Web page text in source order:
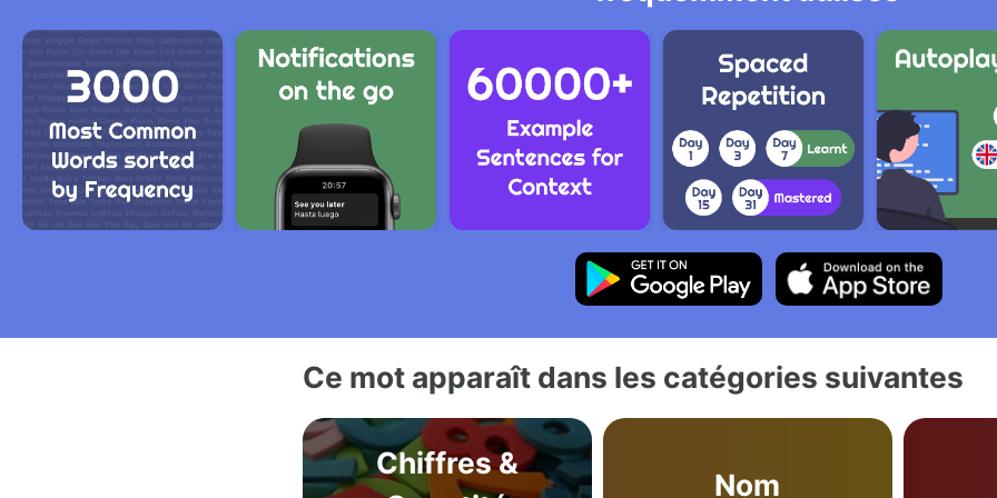
Ce mot apparaît dans les catégories suivantes
Chiffres &
Nom